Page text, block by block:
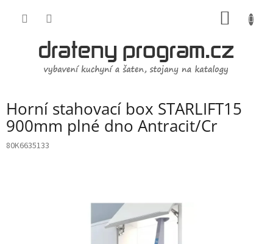
Horní stahovací box STARLIFT15
900mm plné dno Antracit/Cr
80K6635133